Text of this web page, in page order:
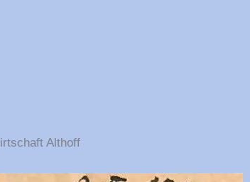
Althoff